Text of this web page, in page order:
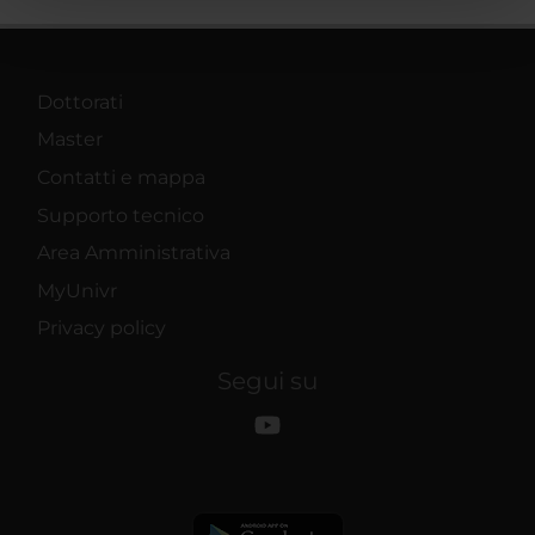
Dottorati
Master
Contatti e mappa
Supporto tecnico
Area Amministrativa
MyUnivr
Privacy policy
Segui su